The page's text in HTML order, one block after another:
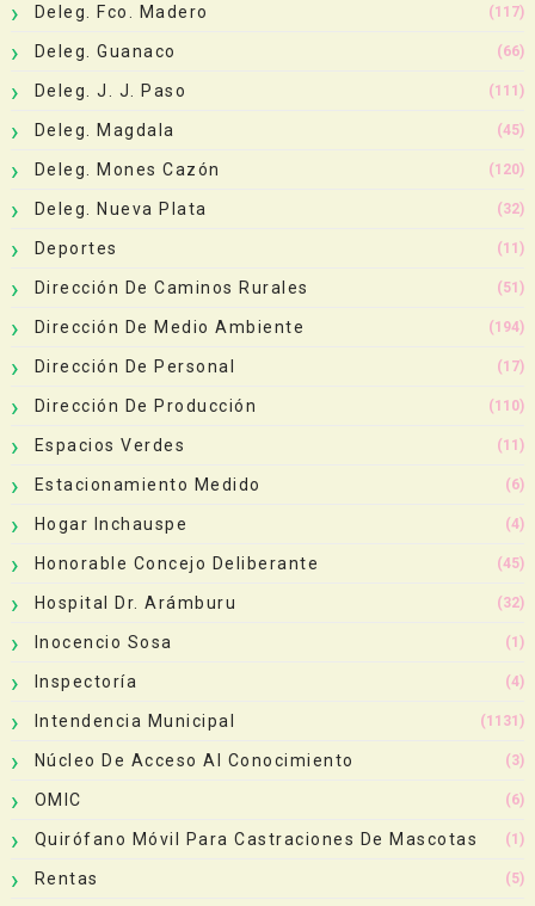
Deleg. Fco. Madero (117)
Deleg. Guanaco (66)
Deleg. J. J. Paso (111)
Deleg. Magdala (45)
Deleg. Mones Cazón (120)
Deleg. Nueva Plata (32)
Deportes (11)
Dirección De Caminos Rurales (51)
Dirección De Medio Ambiente (194)
Dirección De Personal (17)
Dirección De Producción (110)
Espacios Verdes (11)
Estacionamiento Medido (6)
Hogar Inchauspe (4)
Honorable Concejo Deliberante (45)
Hospital Dr. Arámburu (32)
Inocencio Sosa (1)
Inspectoría (4)
Intendencia Municipal (1131)
Núcleo De Acceso Al Conocimiento (3)
OMIC (6)
Quirófano Móvil Para Castraciones De Mascotas (1)
Rentas (5)